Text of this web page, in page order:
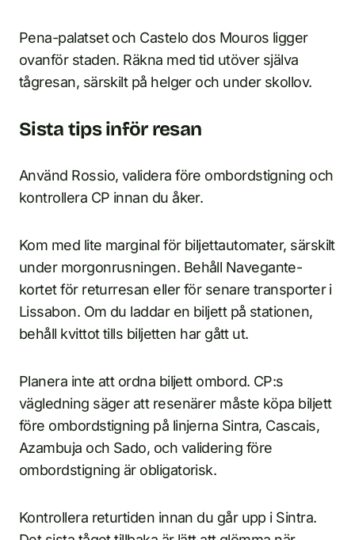
Pena-palatset och Castelo dos Mouros ligger
ovanför staden. Räkna med tid utöver själva
tågresan, särskilt på helger och under skollov.
Sista tips inför resan
Använd Rossio, validera före ombordstigning och
kontrollera CP innan du åker.
Kom med lite marginal för biljettautomater, särskilt
under morgonrusningen. Behåll Navegante-
kortet för returresan eller för senare transporter i
Lissabon. Om du laddar en biljett på stationen,
behåll kvittot tills biljetten har gått ut.
Planera inte att ordna biljett ombord. CP:s
vägledning säger att resenärer måste köpa biljett
före ombordstigning på linjerna Sintra, Cascais,
Azambuja och Sado, och validering före
ombordstigning är obligatorisk.
Kontrollera returtiden innan du går upp i Sintra.